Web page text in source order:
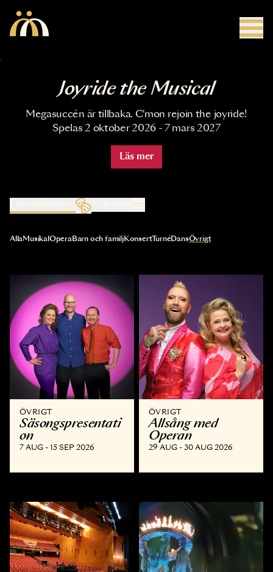
Joyride the Musical
Megasuccén är tillbaka. C'mon rejoin the joyride!
Spelas 2 oktober 2026 - 7 mars 2027
Läs mer
Kalender
Val av kategori uppdaterar innehållet automatiskt
AllaMusikal OperaBarn och familjKonsertTurnéDansÖvrigt
ÖVRIGT
Säsongspresentati
on
7 AUG - 15 SEP 2026
ÖVRIGT
Allsång med
Operan
29 AUG - 30 AUG 2026